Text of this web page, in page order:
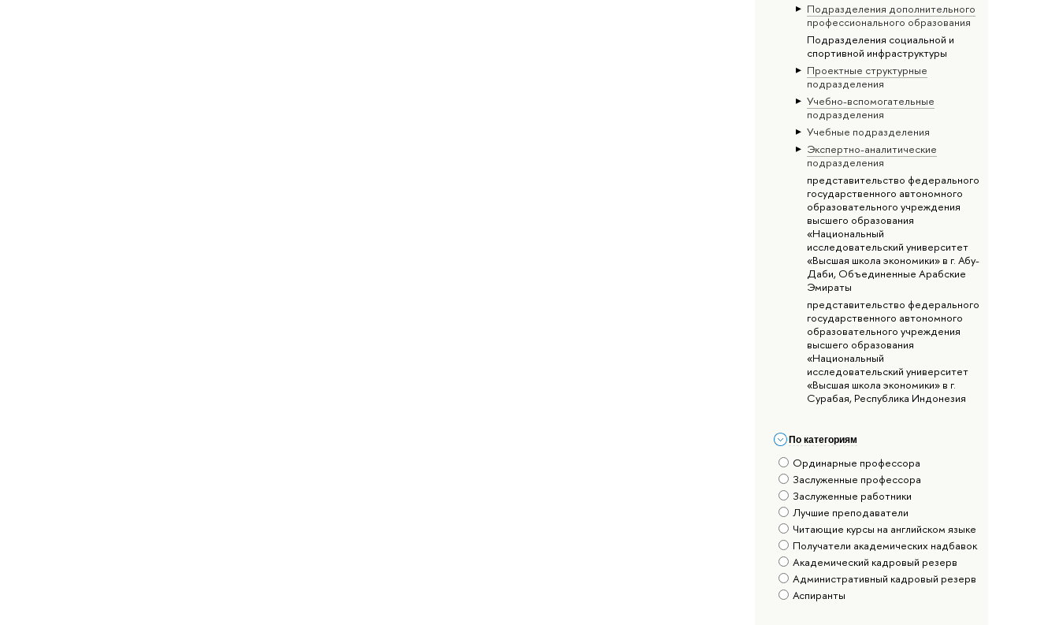
Подразделения дополнительного
профессионального образования
Подразделения социальной и
спортивной инфраструктуры
Проектные структурные
подразделения
Учебно-вспомогательные
подразделения
Учебные подразделения
Экспертно-аналитические
подразделения
представительство федерального
государственного автономного
образовательного учреждения
высшего образования
«Национальный
исследовательский университет
«Высшая школа экономики» в г. Абу-
Даби, Объединенные Арабские
Эмираты
представительство федерального
государственного автономного
образовательного учреждения
высшего образования
«Национальный
исследовательский университет
«Высшая школа экономики» в г.
Сурабая, Республика Индонезия
По категориям
Ординарные профессора
Заслуженные профессора
Заслуженные работники
Лучшие преподаватели
Читающие курсы на английском языке
Получатели академических надбавок
Академический кадровый резерв
Административный кадровый резерв
Аспиранты